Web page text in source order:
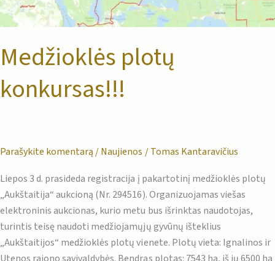
Medžioklės plotų
konkursas!!!
Parašykite komentarą /Naujienos /Tomas Kantaravičius
Liepos 3 d. prasideda registracija į pakartotinį medžioklės plotų
„Aukštaitija“ aukcioną (Nr. 294516). Organizuojamas viešas
elektroninis aukcionas, kurio metu bus išrinktas naudotojas,
turintis teisę naudoti medžiojamųjų gyvūnų išteklius
„Aukštaitijos“ medžioklės plotų vienete. Plotų vieta: Ignalinos ir